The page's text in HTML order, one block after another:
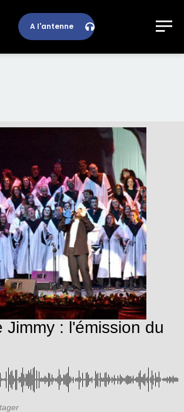
A l'antenne
Jimmy : l'émission du